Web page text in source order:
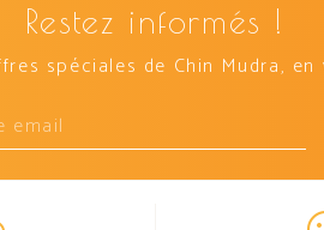
Restez informés !
spéciales de Chin Mudra,